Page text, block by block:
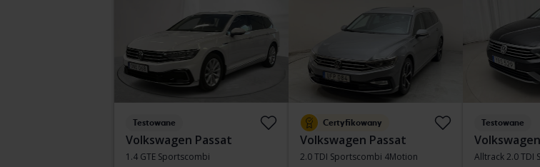
Testowane
Volkswagen Passat
1.4 GTE Sportscombi
Certyfikowany
Volkswagen Passat
2.0 TDI Sportscombi 4Motion
Testowane